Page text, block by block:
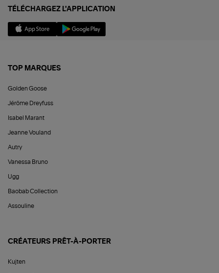
TÉLÉCHARGEZ L'APPLICATION
TOP MARQUES
Golden Goose
Jérôme Dreyfuss
Isabel Marant
Jeanne Vouland
Autry
Vanessa Bruno
Ugg
Baobab Collection
Assouline
CRÉATEURS PRÊT-À-PORTER
Kujten